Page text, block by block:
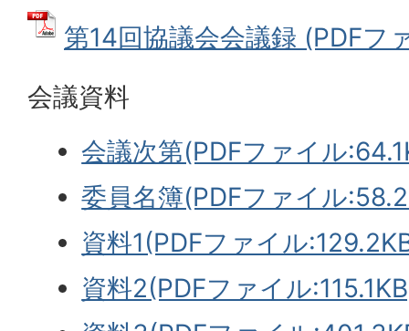
第14回協議会会議録 (PDFフ
会議資料
会議次第(PDFファイル
委員名簿(PDFファイル
資料1(PDFファイル
資料2(PDFファイル